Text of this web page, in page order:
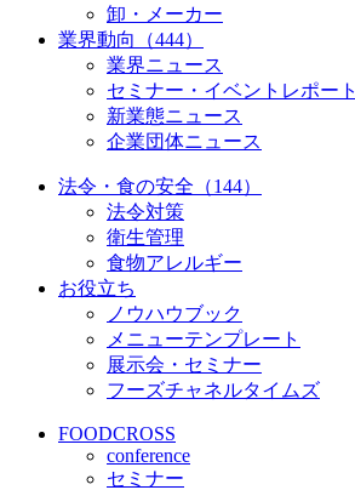
卸・メーカー
業界動向（444）
業界ニュース
セミナー・イベントレポート
新業態ニュース
企業団体ニュース
法令・食の安全（144）
法令対策
衛生管理
食物アレルギー
お役立ち
ノウハウブック
メニューテンプレート
展示会・セミナー
フーズチャネルタイムズ
FOODCROSS
conference
セミナー